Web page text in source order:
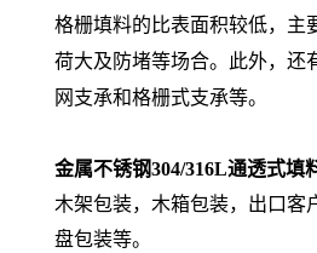
格栅填料的比表面积较低，主
荷大及防堵等场合。此外，还
网支承和格栅式支承等。
金属不锈钢304/316L通透式填
木架包装，木箱包装，出口客
盘包装等。